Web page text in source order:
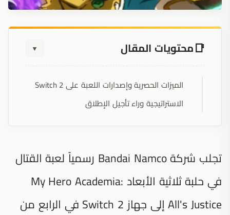
محتويات المقال ▼
الميزات الحصرية وإصدارات اللعبة على Switch 2
الاستراتيجية وراء تأجيل الإطلاق
تجلب شركة Bandai Namco رسمياً لعبة القتال
في حلبة ثلاثية الأبعاد My Hero Academia:
All's Justice إلى جهاز Switch 2 في الرابع من